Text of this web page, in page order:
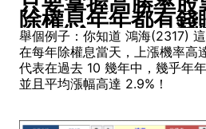
除權息年年都有錢
舉個例子：你知道 鴻海(2317) 這
在每年除權息當天，上漲機率高
代表在過去 10 幾年中，幾乎年年
並且平均漲幅高達 2.9%！